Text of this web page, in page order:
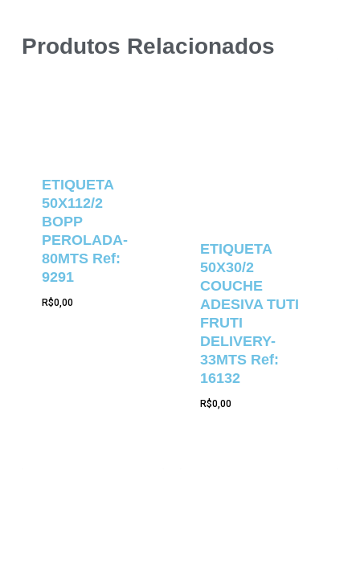
Produtos Relacionados
ETIQUETA
50X112/2
BOPP
PEROLADA-
80MTS Ref:
9291
R$0,00
ETIQUETA
50X30/2
COUCHE
ADESIVA TUTI
FRUTI
DELIVERY-
33MTS Ref:
16132
R$0,00